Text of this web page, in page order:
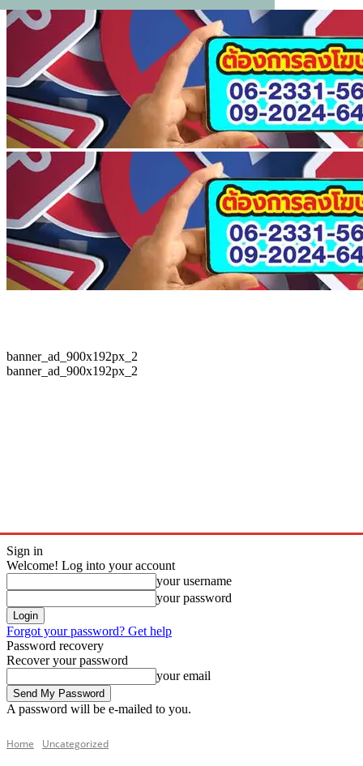
banner_ad_900x192px_2
banner_ad_900x192px_2
Sign in
Welcome! Log into your account
your username
your password
Forgot your password? Get help
Password recovery
Recover your password
your email
A password will be e-mailed to you.
Home Uncategorized